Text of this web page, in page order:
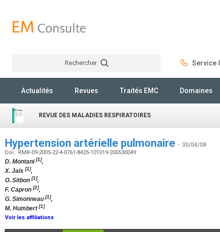
Rechercher Service
Actualités Revues Traités EMC Domaines
REVUE DES MALADIES RESPIRATOIRES
Hypertension artérielle pulmonaire - 30/04/08
Doi : RMR-09-2005-22-4-0761-8425-101019-200530049
D. Montani[1],
X. Jaïs [1],
O. Sitbon [1],
F. Capron [2],
G. Simonneau [1],
M. Humbert[1]
Voir les affiliations